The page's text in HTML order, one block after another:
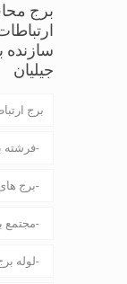
برج
جیلیان
برج
فرشته
برج
مجتمع
لوله